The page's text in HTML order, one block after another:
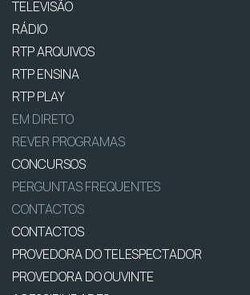
TELEVISÃO
RÁDIO
RTP ARQUIVOS
RTP ENSINA
RTP PLAY
EM DIRETO
REVER PROGRAMAS
CONCURSOS
PERGUNTAS FREQUENTES
CONTACTOS
CONTACTOS
PROVEDORA DO TELESPECTADOR
PROVEDORA DO OUVINTE